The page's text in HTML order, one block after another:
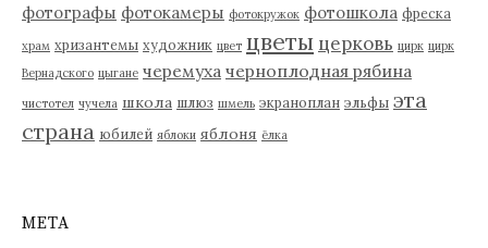
фотографы фотокамеры фотокружок фотошкола фреска
храм хризантемы художник цвет цветы церковь цирк цирк
Вернадского цыгане черемуха черноплодная рябина
чистотел чучела школа шлюз шмель экраноплан эльфы эта
страна юбилей яблоки яблоня ёлка
МЕТА